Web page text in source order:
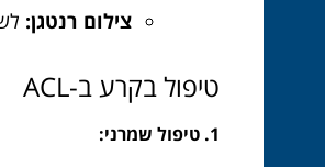
צילום רנטגן:
טיפול בקרע ב-ACL
1. טיפול שמרני: